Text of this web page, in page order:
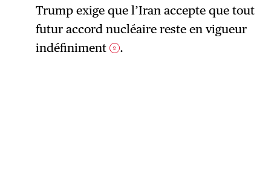
Trump exige que l’Iran accepte que tout
futur accord nucléaire reste en vigueur
indéfiniment
2 .